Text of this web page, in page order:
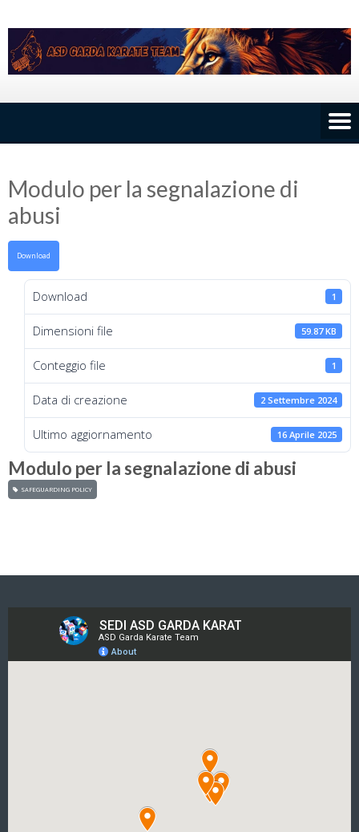
to
content
Modulo per la segnalazione di
abusi
Download
Download 1
Dimensioni file 59.87 KB
Conteggio file 1
Data di creazione 2 Settembre 2024
Ultimo aggiornamento 16 Aprile 2025
Modulo per la segnalazione di abusi
SAFEGUARDING POLICY